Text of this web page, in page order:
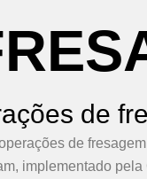
de
de
implementado